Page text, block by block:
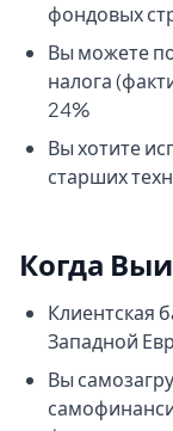
фондовых
Вы можете
налога
24%
Вы хотите
старших
Когда
Клиентская
Западной
Вы